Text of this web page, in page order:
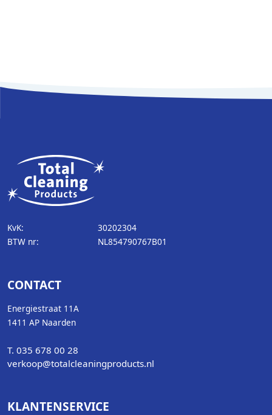
KvK:
BTW nr:
30202304
NL854790767B01
CONTACT
Energiestraat 11A
1411 AP Naarden
T. 035 678 00 28
verkoop@totalcleaningproducts.nl
KLANTENSERVICE